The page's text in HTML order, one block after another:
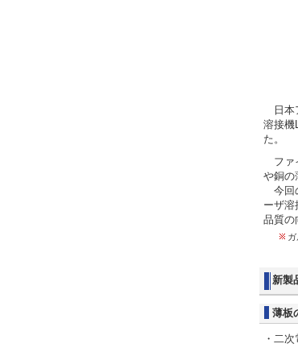
日本
溶接機
た。
ファ
や銅の
今回
ーザ溶
品質の
新製
薄板
・二